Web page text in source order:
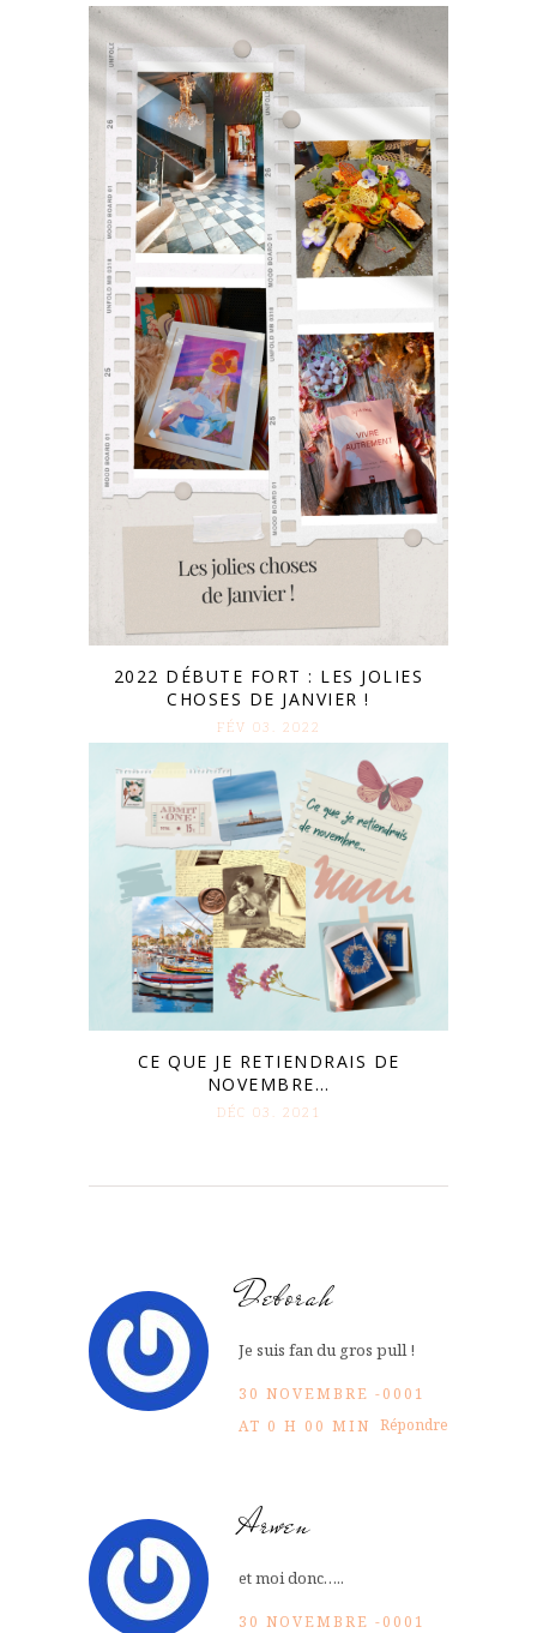
2022 DÉBUTE FORT : LES JOLIES
CHOSES DE JANVIER !
FÉV 03. 2022
CE QUE JE RETIENDRAIS DE
NOVEMBRE…
DÉC 03. 2021
Deborah
Je suis fan du gros pull !
30 NOVEMBRE -0001
AT 0 H 00 MIN Répondre
Arwen
et moi donc…..
30 NOVEMBRE -0001